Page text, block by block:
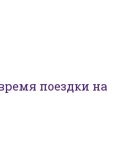
поездки на